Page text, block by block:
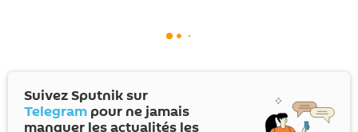
Suivez Sputnik sur
Telegram pour ne jamais
manquer les actualités les